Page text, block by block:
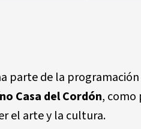
parte de la
Casa del Cordón, como
el arte y la cultura.